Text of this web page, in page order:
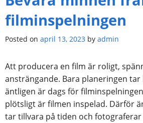
filminspelningen
Posted on april 13, 2023 by admin
Att producera en film är roligt,
ansträngande. Bara planeringen
äntligen är dags för
plötsligt är filmen inspelad. Därför
tar tillvara på tiden och